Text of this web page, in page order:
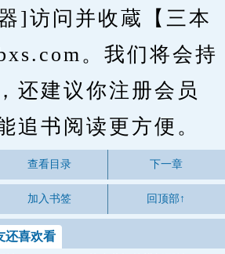
]访问并收蔵【三本
。我们将会持
还建议你注册会员
追书阅读更方便。
查看目录 下一章
加入书签 回顶部↑
还喜欢看